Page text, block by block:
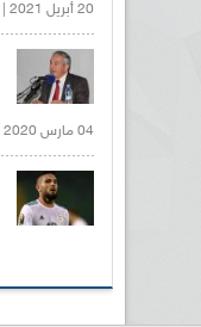
20 أبريل 2021 |
04 مارس 2020 |